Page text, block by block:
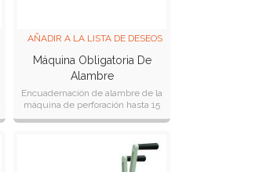
AÑADIR A LA LISTA DE DESEOS
Máquina Obligatoria De
Alambre
Encuadernación de alambre de la
máquina de perforación hasta 15
hojas de vuelta a laizquierda&